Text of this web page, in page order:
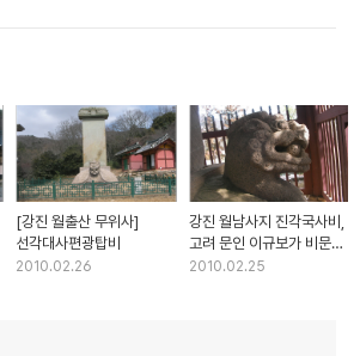
[강진 월출산 무위사]
선각대사편광탑비
2010.02.26
강진 월남사지 진각국사비,
고려 문인 이규보가 비문을
지은 비석
2010.02.25